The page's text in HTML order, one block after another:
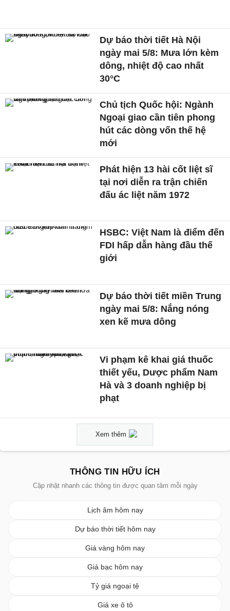
Dự báo thời tiết Hà Nội
ngày mai 5/8: Mưa lớn kèm
dông, nhiệt độ cao nhất
30°C
Chủ tịch Quốc hội: Ngành
Ngoại giao cần tiên phong
hút các dòng vốn thế hệ
mới
Phát hiện 13 hài cốt liệt sĩ
tại nơi diễn ra trận chiến
đấu ác liệt năm 1972
HSBC: Việt Nam là điểm đến
FDI hấp dẫn hàng đầu thế
giới
Dự báo thời tiết miền Trung
ngày mai 5/8: Nắng nóng
xen kẽ mưa dông
Vi phạm kê khai giá thuốc
thiết yếu, Dược phẩm Nam
Hà và 3 doanh nghiệp bị
phạt
Xem thêm
THÔNG TIN HỮU ÍCH
Cập nhật nhanh các thông tin được quan tâm mỗi ngày
Lịch âm hôm nay
Dự báo thời tiết hôm nay
Giá vàng hôm nay
Giá bạc hôm nay
Tỷ giá ngoại tệ
Giá xe ô tô